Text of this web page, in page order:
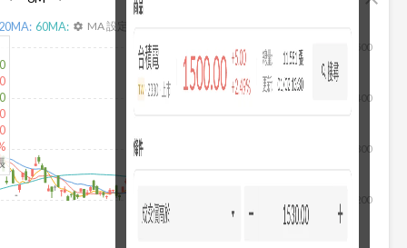
200
300
400
500
20MA: 60MA: settings MA 設定